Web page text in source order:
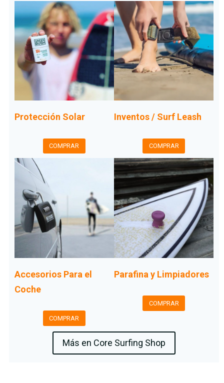
Protección Solar
COMPRAR
Inventos / Surf Leash
COMPRAR
Accesorios Para el
Coche
COMPRAR
Parafina y Limpiadores
COMPRAR
Más en Core Surfing Shop